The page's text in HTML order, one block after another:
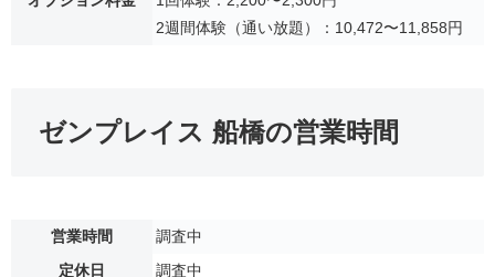
2週間体験（通い放題）：10,472〜11,858円
ゼンプレイス 船橋の営業時間
営業時間
調査中
定休日
調査中